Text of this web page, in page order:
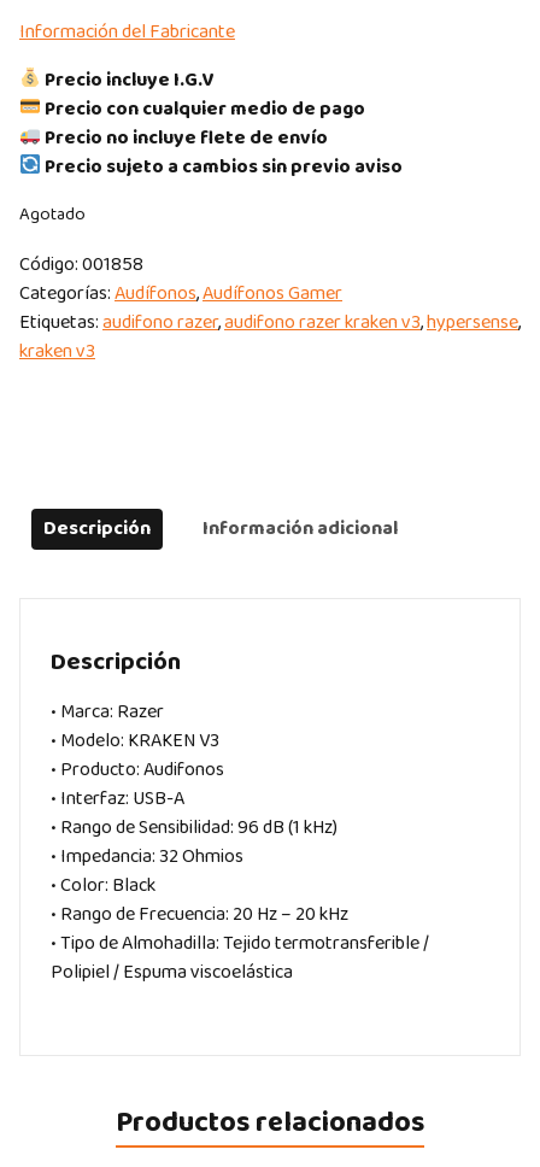
Información del Fabricante
Precio incluye I.G.V
Precio con cualquier medio de pago
Precio no incluye flete de envío
Precio sujeto a cambios sin previo aviso
Agotado
Código:001858
Categorías:Audífonos,Audífonos Gamer
Etiquetas:audifono razer,audifono razer kraken v3,hypersense,
kraken v3
Descripción Información adicional
Descripción
• Marca: Razer
• Modelo: KRAKEN V3
• Producto: Audifonos
• Interfaz: USB-A
• Rango de Sensibilidad: 96 dB (1 kHz)
• Impedancia: 32 Ohmios
• Color: Black
• Rango de Frecuencia: 20 Hz – 20 kHz
• Tipo de Almohadilla: Tejido termotransferible /
Polipiel / Espuma viscoelástica
Productos relacionados